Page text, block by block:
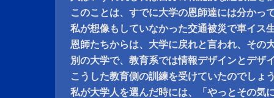
このことは、すでに大学の恩師達には分かっ
私が想像もしていなかった交通被災で車イス
恩師たちからは、大学に戻れと言われ、その
別の大学で、教育系では情報デザインとデザ
こうした教育側の訓練を受けていたのでしょ
私が大学人を選んだ時には、「やっとその気